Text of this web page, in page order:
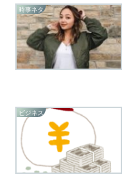
時事ネタ
ビジネス